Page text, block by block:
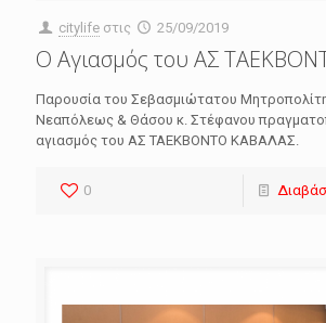
citylife στις 25/09/2019
Ο Αγιασμός του ΑΣ
Παρουσία του Σεβασμιώτατου
Νεαπόλεως & Θάσου κ. Στέφανου
αγιασμός του ΑΣ ΤΑΕΚΒΟΝΤΟ ΚΑΒΑΛΑΣ.
0